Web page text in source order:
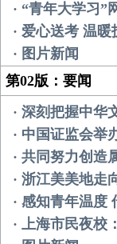
· “青年大学习”
· 爱心送考 温暖
· 图片新闻
第02版：要闻
· 深刻把握中华
· 中国证监会举
· 共同努力创造
· 浙江美美地走
· 感知青年温度
· 上海市民夜校